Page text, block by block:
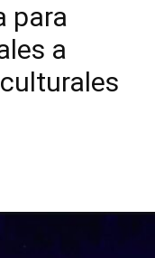
para
a